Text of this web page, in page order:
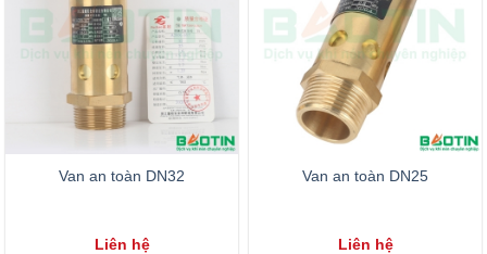
Van an toàn DN32
Liên hệ
Van an toàn DN25
Liên hệ